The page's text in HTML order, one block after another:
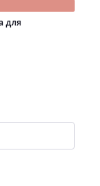
для